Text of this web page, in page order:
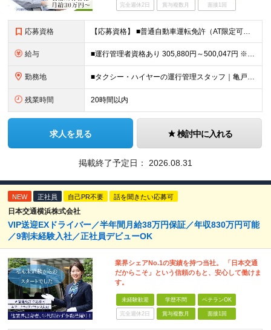
完全週休2日 賞与複数月 面接1回
応募資格 【応募資格】 ■普通自動車運転免許（AT限定可） ■PCの基礎知識（Excel・Wordの基本操作ができればOK） 【歓迎資格】 ■旅客運行管理者 ■衛生管理者資格 など ※各種資格所有者は優遇
給与 ■運行管理者資格あり 305,880円～500,047円 ※能力、経験考慮します。 ※残業代は別途支給いたします。 ■未経験・運行管理資格なし 265,982円～433,551円 ※能力、経験考慮し
勤務地 ■タクシー・ハイヤーの運行管理スタッフ｜亀戸 東京都 江東区 亀戸7-24-1 ■タクシー・ハイヤーの運行管理スタッフ｜船堀 東京都 江戸川区 船堀5丁目12-15 ■タクシー・ハイヤーの運行管理
残業時間 20時間以内
求人を見る 検討中に入れる
掲載終了予定日： 2026.08.31
NEW 正社員 自己PR不要 話を聞きたい応募可
日本交通横浜株式会社
VIP送迎EXドライバー／半年間月給38万円保証／年収830万円可能
／9割未経験入社／正社員デビューOK
業界シェアNo.1の実績を持つ当社。 「日本交通
だからこそ」という信頼のもと、安心して働けま
す。
未経験歓迎 学歴不問 ベテランOK
完全週休2日 賞与複数月 面接1回